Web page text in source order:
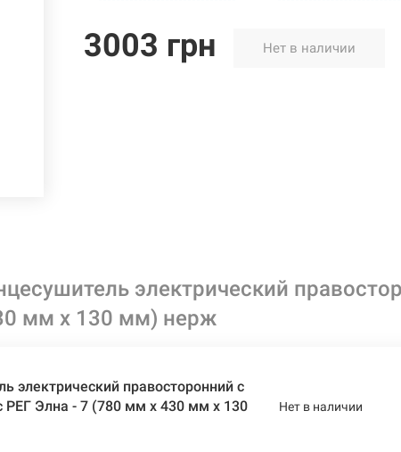
3003 грн Нет в наличии
электрический
мм х 130 мм) нерж
электрический правосторонний с
Элна - 7 (780 мм х 430 мм х 130
Нет в наличии